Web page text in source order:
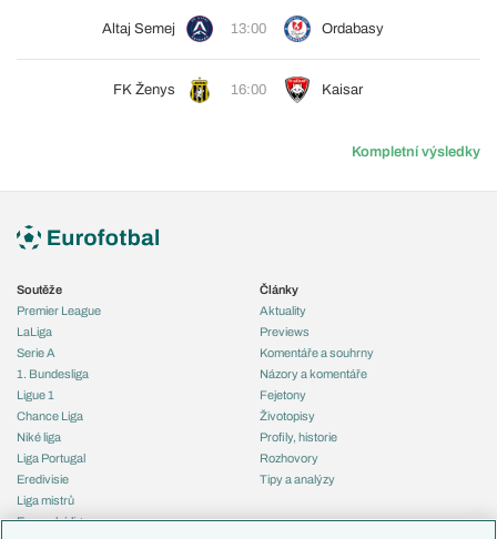
Altaj Semej 13:00 Ordabasy
FK Ženys 16:00 Kaisar
Kompletní výsledky
Soutěže
Premier League
LaLiga
Serie A
1. Bundesliga
Ligue 1
Chance Liga
Niké liga
Liga Portugal
Eredivisie
Liga mistrů
Evropská liga
Články
Aktuality
Previews
Komentáře a souhrny
Názory a komentáře
Fejetony
Životopisy
Profily, historie
Rozhovory
Tipy a analýzy